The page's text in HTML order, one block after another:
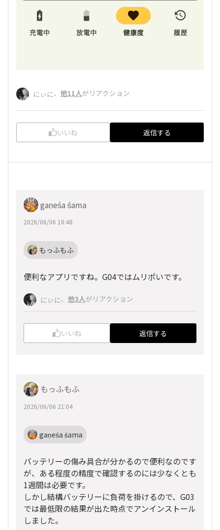
にぃに、 他11人がリアクション
いいね 返信する
gaṇeśa śama
2026/06/06 18:48
もっふもふ
便利なアプリですね。G04ではムリポいです。
にぃに、 他3人がリアクション
いいね 返信する
もっふもふ
2026/06/06 21:04
gaṇeśa śama
バッテリーの傷み具合が分かるので便利なのです
が、ある程度の精度で確認するのには少なくとも
1週間は必要です。
しかし結構バッテリーに負荷を掛けるので、G03
では最低限の結果が出た時点でアンインストール
しました。